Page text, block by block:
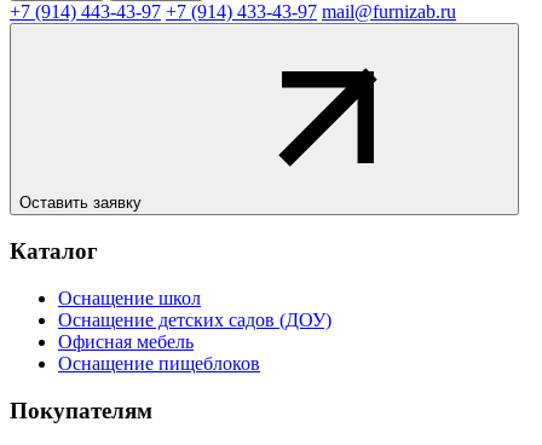
+7 (914) 443-43-97 +7 (914) 433-43-97 mail@furnizab.ru
Оставить заявку
Каталог
Оснащение школ
Оснащение детских садов (ДОУ)
Офисная мебель
Оснащение пищеблоков
Покупателям